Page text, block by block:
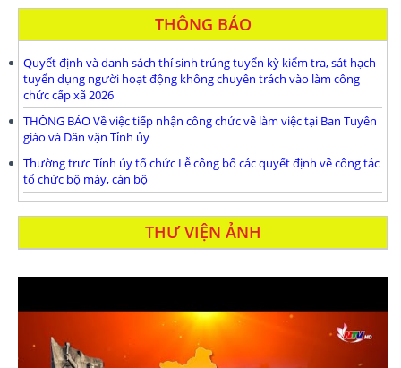
THÔNG BÁO
Quyết định và danh sách thí sinh trúng tuyển kỳ kiểm tra, sát hạch
tuyển dụng người hoạt động không chuyên trách vào làm công
chức cấp xã 2026
THÔNG BÁO Về việc tiếp nhận công chức về làm việc tại Ban Tuyên
giáo và Dân vận Tỉnh ủy
Thường trưc Tỉnh ủy tổ chức Lễ công bố các quyết định về công tác
tổ chức bộ máy, cán bộ
THƯ VIỆN ẢNH